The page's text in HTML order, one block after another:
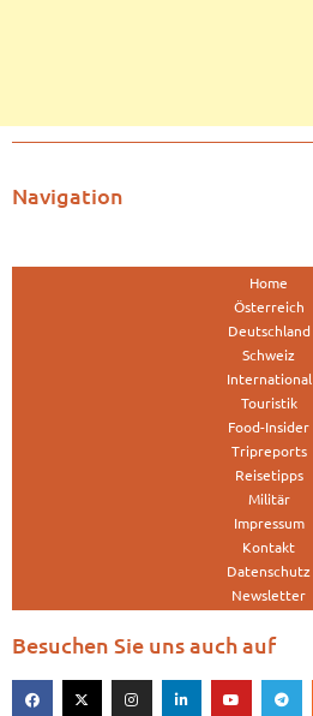
Navigation
Home
Österreich
Deutschland
Schweiz
International
Touristik
Food-Insider
Tripreports
Reisetipps
Militär
Impressum
Kontakt
Datenschutz
Newsletter
Besuchen Sie uns auch auf